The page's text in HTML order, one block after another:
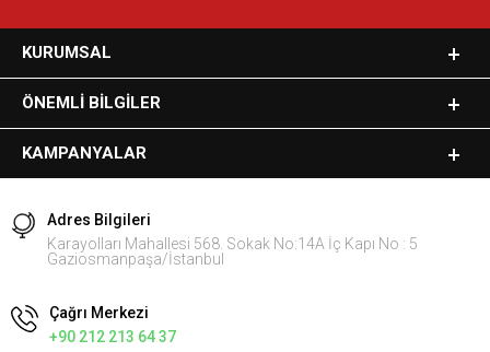
KURUMSAL
ÖNEMLI BILGILER
KAMPANYALAR
Adres Bilgileri
Karayolları Mahallesi 568. Sokak No:14A İç Kapı No : 5
Gaziosmanpaşa/İstanbul
Çağrı Merkezi
+90 212 213 64 37